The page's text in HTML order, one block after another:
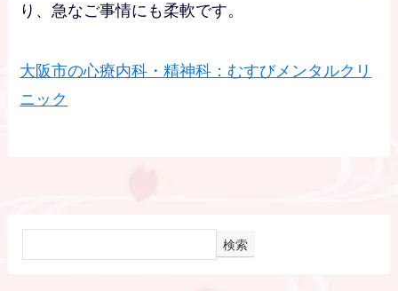
り、急なご事情にも柔軟です。
大阪市の心療内科・精神科：むすびメンタルクリ
ニック
検索